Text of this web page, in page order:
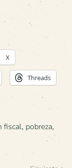
X
Threads
fiscal, pobreza,